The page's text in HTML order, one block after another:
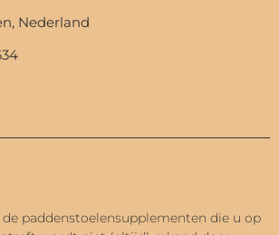
Nederland
paddenstoelensupplementen die u op